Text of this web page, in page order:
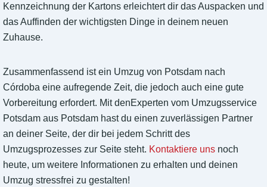
Kennzeichnung der Kartons erleichtert dir das Auspacken und
das Auffinden der wichtigsten Dinge in deinem neuen
Zuhause.
Zusammenfassend ist ein Umzug von Potsdam nach
Córdoba eine aufregende Zeit, die jedoch auch eine gute
Vorbereitung erfordert. Mit denExperten vom Umzugsservice
Potsdam aus Potsdam hast du einen zuverlässigen Partner
an deiner Seite, der dir bei jedem Schritt des
Umzugsprozesses zur Seite steht. Kontaktiere uns noch
heute, um weitere Informationen zu erhalten und deinen
Umzug stressfrei zu gestalten!